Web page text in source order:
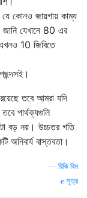
কোনও জায়গায় কাম্য
যেখানে 80 এর
10 জিবিতে
তবে আমরা যদি
পার্থক্যগুলি
বড় নয়। উচ্চতর গতি
অনিবার্য বাস্তবতা।
রিকি বিম
সূত্র